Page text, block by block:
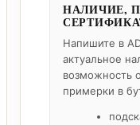
НАЛИЧИЕ,
Напишите в
актуальное
возможность
примерки в